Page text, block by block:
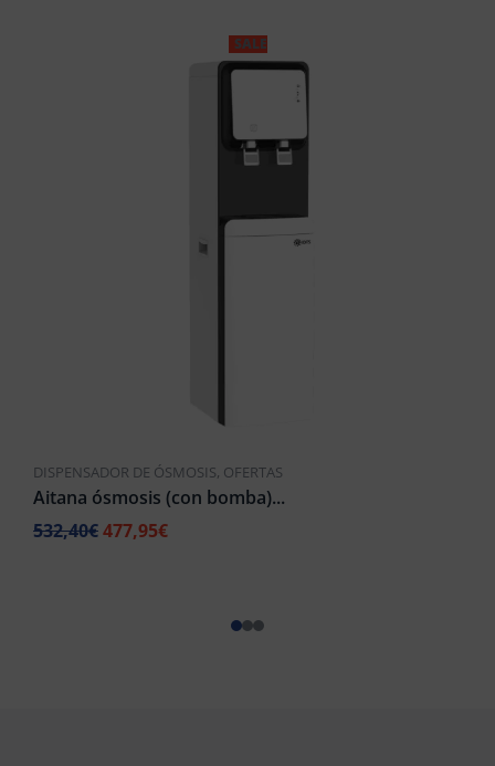
SALE
DISPENSADOR DE ÓSMOSIS, OFERTAS
Aitana ósmosis (con bomba)...
532,40€477,95€